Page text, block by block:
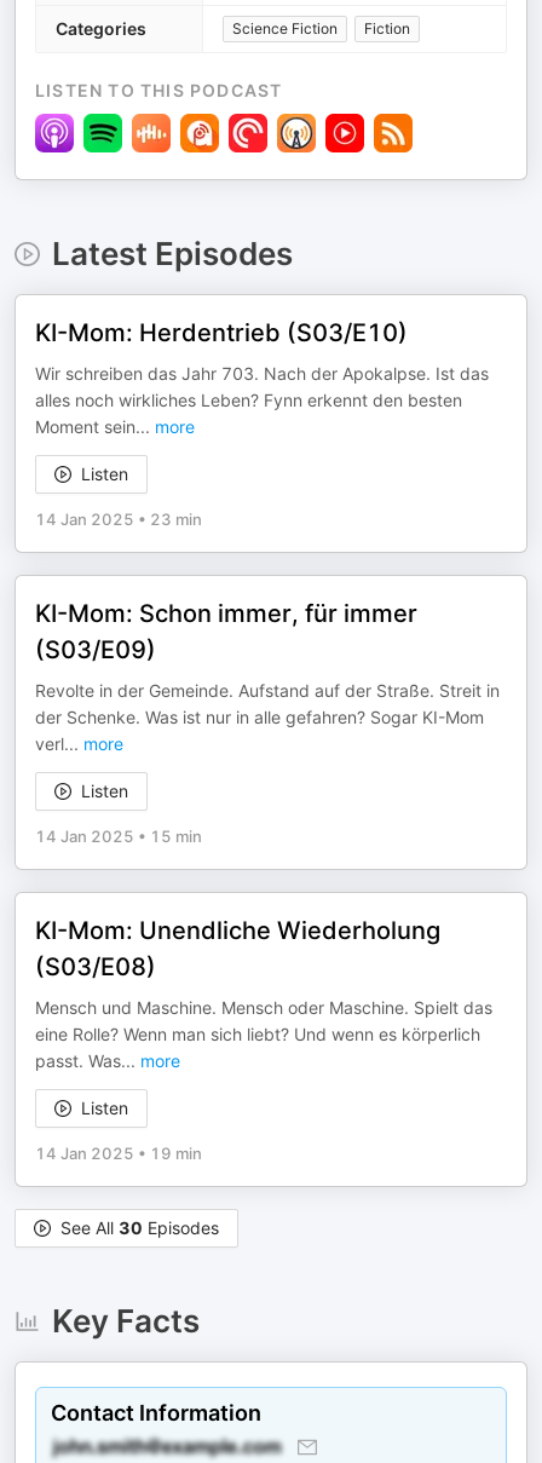
Categories Science Fiction Fiction
LISTEN TO THIS PODCAST
Latest Episodes
KI-Mom: Herdentrieb (S03/E10)
Wir schreiben das Jahr 703. Nach der Apokalpse. Ist das
alles noch wirkliches Leben? Fynn erkennt den besten
Moment sein... more
Listen
14 Jan 2025 • 23 min
KI-Mom: Schon immer, für immer
(S03/E09)
Revolte in der Gemeinde. Aufstand auf der Straße. Streit in
der Schenke. Was ist nur in alle gefahren? Sogar KI-Mom
verl... more
Listen
14 Jan 2025 • 15 min
KI-Mom: Unendliche Wiederholung
(S03/E08)
Mensch und Maschine. Mensch oder Maschine. Spielt das
eine Rolle? Wenn man sich liebt? Und wenn es körperlich
passt. Was... more
Listen
14 Jan 2025 • 19 min
See All 30 Episodes
Key Facts
Contact Information